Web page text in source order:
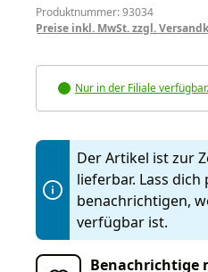
Produktnummer: 93034
Preise inkl. MwSt. zzgl.
Nur in der Filiale
Der Artikel ist zur
lieferbar. Lass dich
benachrichtigen,
verfügbar ist.
Benachrichtige